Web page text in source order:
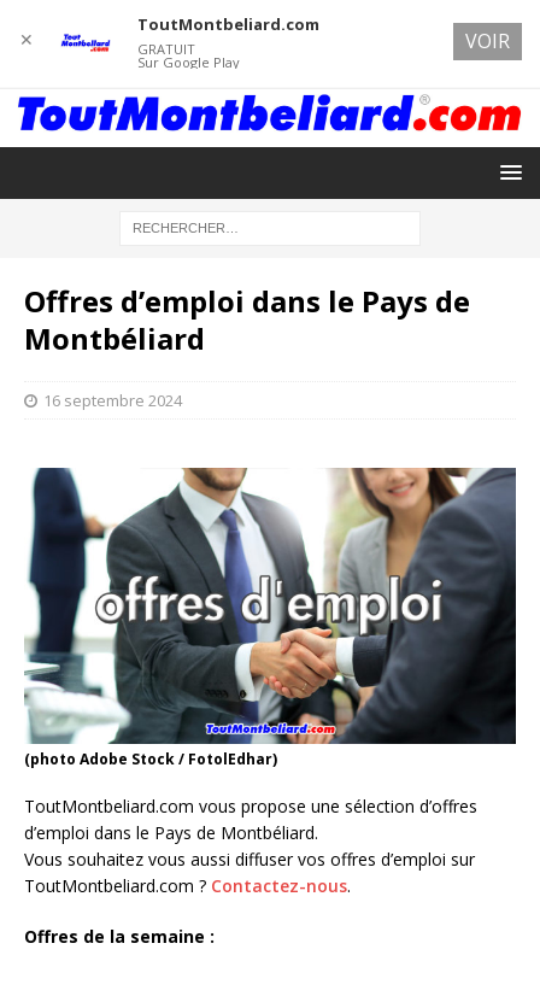
Offres d’emploi dans le Pays de
Montbéliard
16 septembre 2024
(photo Adobe Stock / FotolEdhar)
ToutMontbeliard.com vous propose une sélection d’offres
d’emploi dans le Pays de Montbéliard.
Vous souhaitez vous aussi diffuser vos offres d’emploi sur
ToutMontbeliard.com ? Contactez-nous.
Offres de la semaine :
✕
ToutMontbeliard.com
GRATUIT
Sur Google Play
VOIR